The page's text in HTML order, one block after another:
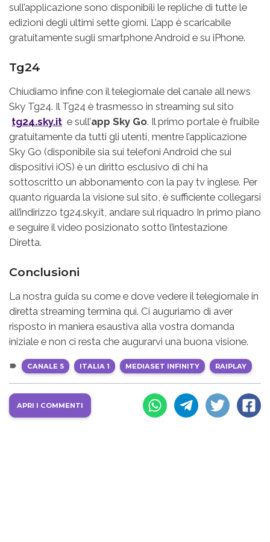
sull’applicazione sono disponibili le repliche di tutte le
edizioni degli ultimi sette giorni. L’app è scaricabile
gratuitamente sugli smartphone Android e su iPhone.
Tg24
Chiudiamo infine con il telegiornale del canale all news
Sky Tg24. Il Tg24 è trasmesso in streaming sul sito
tg24.sky.it e sull’app Sky Go. Il primo portale è fruibile
gratuitamente da tutti gli utenti, mentre l’applicazione
Sky Go (disponibile sia sui telefoni Android che sui
dispositivi iOS) è un diritto esclusivo di chi ha
sottoscritto un abbonamento con la pay tv inglese. Per
quanto riguarda la visione sul sito, è sufficiente collegarsi
all’indirizzo tg24.sky.it, andare sul riquadro In primo piano
e seguire il video posizionato sotto l’intestazione
Diretta.
Conclusioni
La nostra guida su come e dove vedere il telegiornale in
diretta streaming termina qui. Ci auguriamo di aver
risposto in maniera esaustiva alla vostra domanda
iniziale e non ci resta che augurarvi una buona visione.
CANALE 5 ITALIA 1 MEDIASET INFINITY RAIPLAY
APRI I COMMENTI